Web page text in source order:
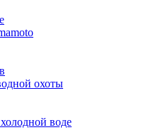
охоты
воде